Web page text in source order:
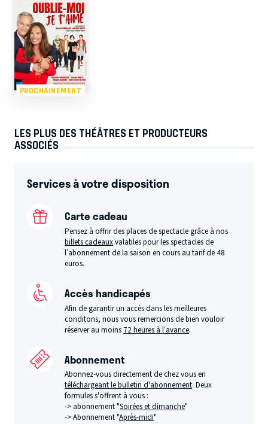
PROCHAINEMENT
LES PLUS DES THÉÂTRES ET PRODUCTEURS
ASSOCIÉS
Services à votre disposition
Carte cadeau
Pensez à offrir des places de spectacle grâce à nos
billets cadeauxvalables pour les spectacles de
l’abonnement de la saison en cours au tarif de 48
euros.
Accès handicapés
Afin de garantir un accès dans les meilleures
conditons, nous vous remercions de bien vouloir
réserver au moins 72 heures à l’avance.
Abonnement
Abonnez-vous directement de chez vous en
téléchargeant le bulletin d'abonnement. Deux
formules s'offrent à vous :
-> abonnement "Soirées et dimanche"
-> Abonnement "Après-midi"